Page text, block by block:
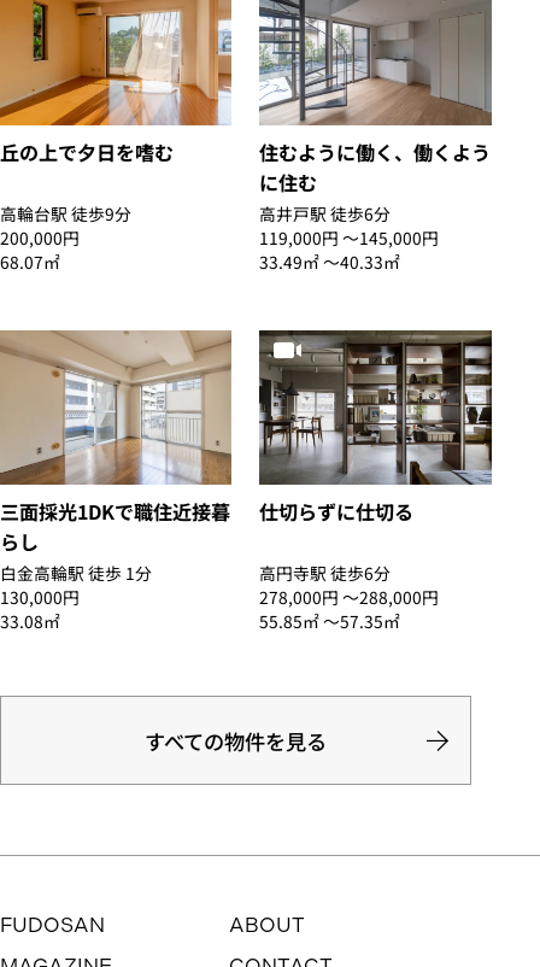
丘の上で夕日を嗜む
高輪台駅 徒歩9分
200,000円
68.07㎡
住むように働く、働くよう
に住む
高井戸駅 徒歩6分
119,000円 〜145,000円
33.49㎡ 〜40.33㎡
三面採光1DKで職住近接暮
らし
白金高輪駅 徒歩 1分
130,000円
33.08㎡
仕切らずに仕切る
高円寺駅 徒歩6分
278,000円 〜288,000円
55.85㎡ 〜57.35㎡
すべての物件を見る
FUDOSAN
ABOUT